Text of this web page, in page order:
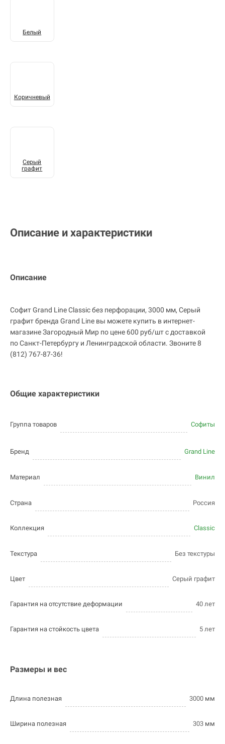
Белый
Коричневый
Серый
графит
Описание и характеристики
Описание
Софит Grand Line Classic без перфорации, 3000 мм, Серый
графит бренда Grand Line вы можете купить в интернет-
магазине Загородный Мир по цене 600 руб/шт с доставкой
по Санкт-Петербургу и Ленинградской области. Звоните 8
(812) 767-87-36!
Общие характеристики
Группа товаров Софиты
Бренд Grand Line
Материал Винил
Страна Россия
Коллекция Classic
Текстура Без текстуры
Цвет Серый графит
Гарантия на отсутствие деформации 40 лет
Гарантия на стойкость цвета 5 лет
Размеры и вес
Длина полезная 3000 мм
Ширина полезная 303 мм